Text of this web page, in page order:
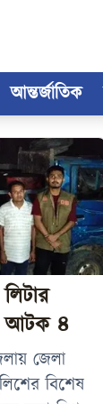
আন্তর্জাতিক
আটক ৪
জেলা
বিশেষ